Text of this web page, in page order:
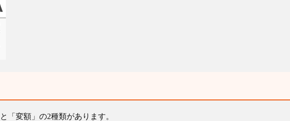
「変額」の2種類があります。